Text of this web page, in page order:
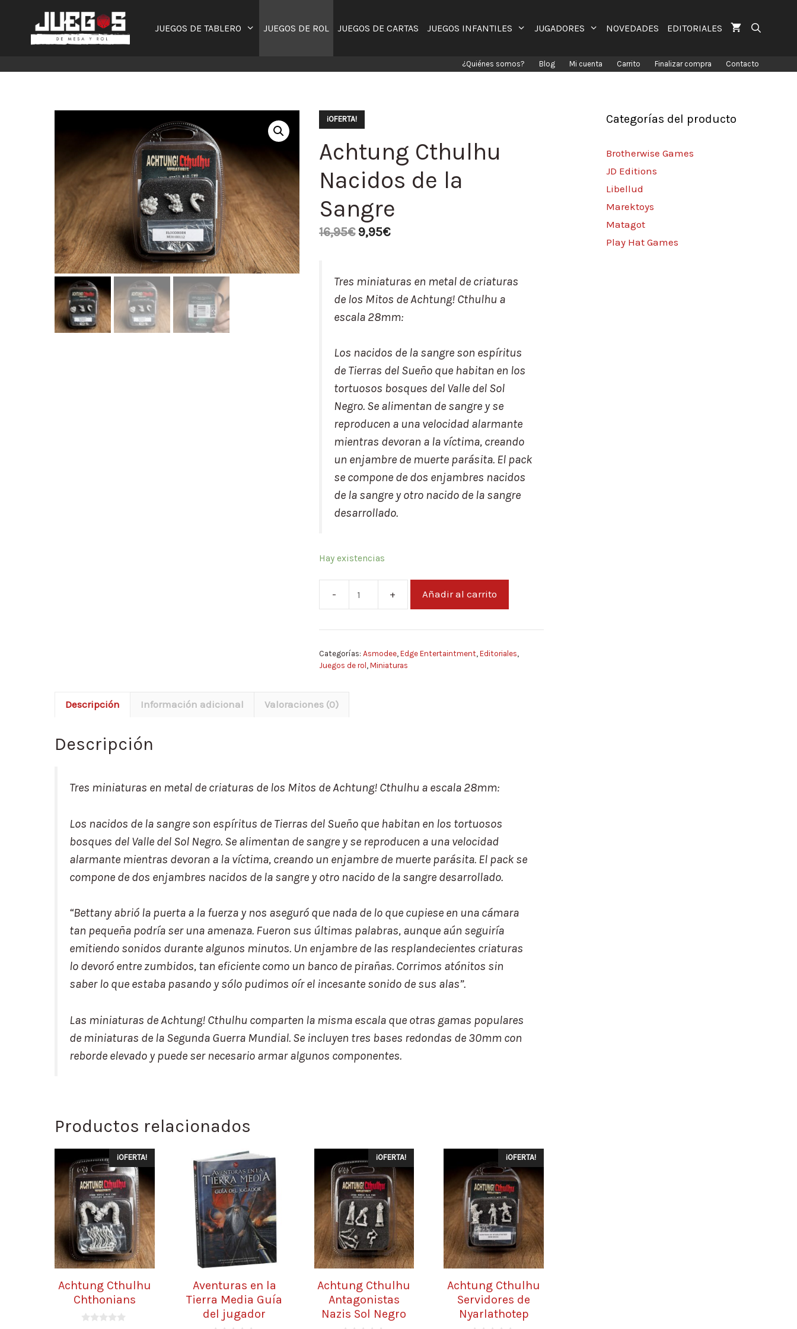
contenido
JUEGOS DE TABLERO JUEGOS DE ROL JUEGOS DE CARTAS JUEGOS INFANTILES JUGADORES NOVEDADES EDITORIALES
¿Quiénes somos? Blog Mi cuenta Carrito Finalizar compra Contacto
¡OFERTA!
Achtung Cthulhu
Nacidos de la
Sangre
16,95€ 9,95€
Tres miniaturas en metal de criaturas
de los Mitos deAchtung! Cthulhua
escala 28mm:
Los nacidos de la sangre son espíritus
de Tierras del Sueño que habitan en los
tortuosos bosques del Valle del Sol
Negro. Se alimentan de sangre y se
reproducen a una velocidad alarmante
mientras devoran a la víctima, creando
un enjambre de muerte parásita. El pack
se compone de dos enjambres nacidos
de la sangre y otro nacido de la sangre
desarrollado.
Hay existencias
Achtung
Nacidos
la
cantidad
Añadir al carrito
Categorías: Asmodee, Edge Entertaintment Editoriales
Juegos de rol Miniaturas
Descripción Información adicional Valoraciones (0)
Descripción
Tres miniaturas en metal de criaturas de los Mitos deAchtung! Cthulhu a escala 28mm:
Los nacidos de la sangre son espíritus de Tierras del Sueño que habitan en los tortuosos
bosques del Valle del Sol Negro. Se alimentan de sangre y se reproducen a una velocidad
alarmante mientras devoran a la víctima, creando un enjambre de muerte parásita. El pack se
compone de dos enjambres nacidos de la sangre y otro nacido de la sangre desarrollado.
“Bettany abrió la puerta a la fuerza y nos aseguró que nada de lo que cupiese en una cámara
tan pequeña podría ser una amenaza. Fueron sus últimas palabras, aunque aún seguiría
emitiendo sonidos durante algunos minutos. Un enjambre de las resplandecientes criaturas
lo devoró entre zumbidos, tan eficiente como un banco de pirañas. Corrimos atónitos sin
saber lo que estaba pasando y sólo pudimos oír el incesante sonido de sus alas”.
Las miniaturas de Achtung! Cthulhu comparten la misma escala que otras gamas populares
de miniaturas de la Segunda Guerra Mundial. Se incluyen tres bases redondas de 30mm con
reborde elevado y puede ser necesario armar algunos componentes.
Productos relacionados
¡OFERTA!
Achtung Cthulhu
Chthonians
Aventuras en la
Tierra Media Guía
del jugador
¡OFERTA!
Achtung Cthulhu
Antagonistas
Nazis Sol Negro
¡OFERTA!
Achtung Cthulhu
Servidores de
Nyarlathotep
Categorías del producto
Brotherwise Games
JD Editions
Libellud
Marektoys
Matagot
Play Hat Games